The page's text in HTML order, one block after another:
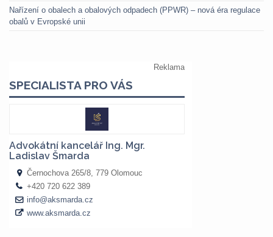
Nařízení o obalech a obalových odpadech (PPWR) – nová éra regulace
obalů v Evropské unii